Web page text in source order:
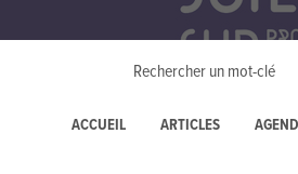
ACCUEIL ARTICLES